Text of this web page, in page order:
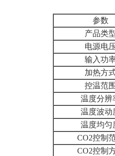
参数
产品类
电源电
输入功
加热方
控温范
温度分辨
温度波动
温度均匀
CO2控制
CO2控制